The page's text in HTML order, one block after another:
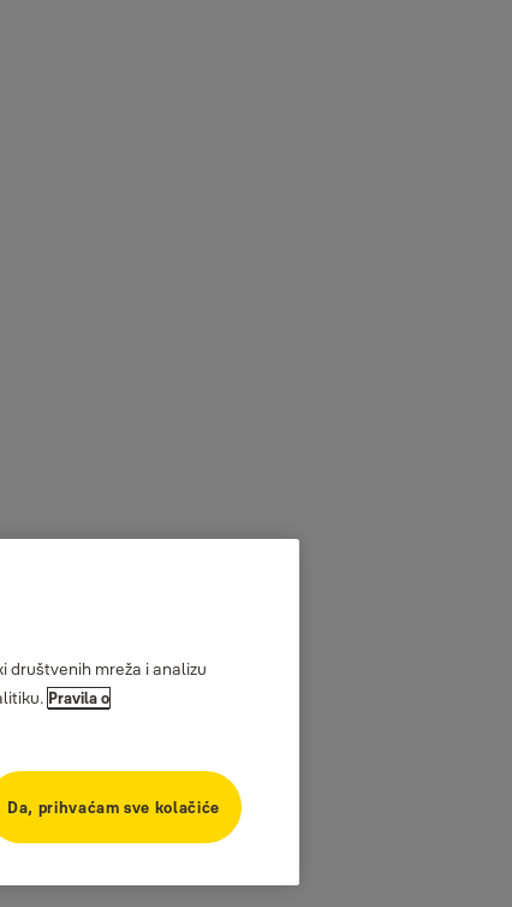
društvenih mreža i analizu
Pravila o
Da, prihvaćam sve kolačiće